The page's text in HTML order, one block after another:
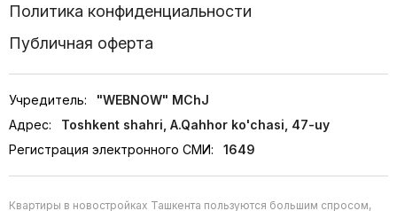
Политика конфиденциальности
Публичная оферта
Учредитель:
"WEBNOW" MChJ
Адрес:
Toshkent shahri, A.Qahhor ko'chasi, 47-uy
Регистрация электронного СМИ:
1649
Квартиры в новостройках Ташкента пользуются большим спросом,